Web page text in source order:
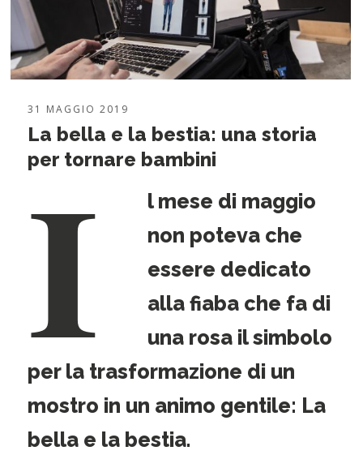
31 MAGGIO 2019
La bella e la bestia: una storia
per tornare bambini
I
l mese di maggio
non poteva che
essere dedicato
alla fiaba che fa di
una rosa il simbolo
per la trasformazione di un
mostro in un animo gentile: La
bella e la bestia.